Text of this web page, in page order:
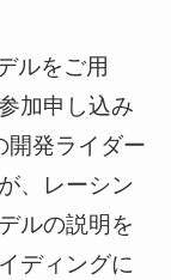
ルをご用
加申し込み
開発ライダー
、レーシン
ルの説明を
ディングに